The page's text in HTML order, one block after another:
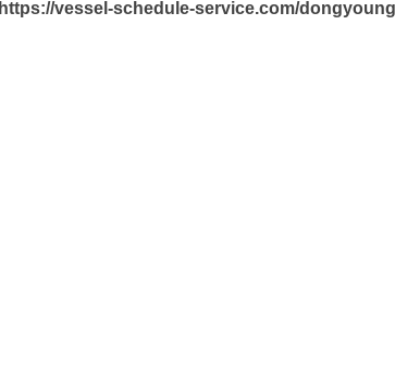
https://vessel-schedule-service.com/